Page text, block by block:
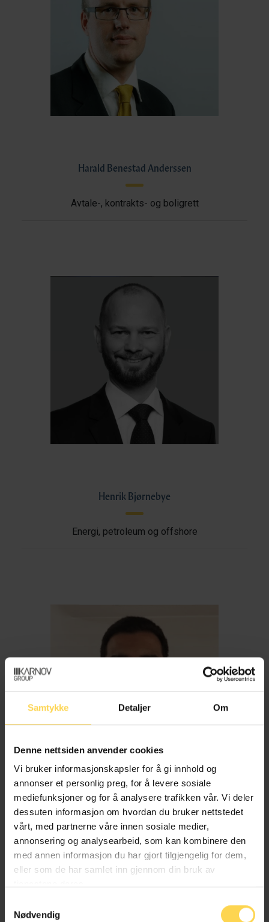
Samtykke Detaljer Om
Denne nettsiden anvender cookies
Vi bruker informasjonskapsler for å gi innhold og
annonser et personlig preg, for å levere sosiale
mediefunksjoner og for å analysere trafikken vår. Vi deler
dessuten informasjon om hvordan du bruker nettstedet
vårt, med partnerne våre innen sosiale medier,
annonsering og analysearbeid, som kan kombinere den
med annen informasjon du har gjort tilgjengelig for dem,
eller som de har samlet inn gjennom din bruk av
Nødvendig
Harald Benestad Anderssen
Avtale-, kontrakts- og boligrett
Henrik Bjørnebye
Energi, petroleum og offshore
Imran Haider
Trygderett og pensjonsrett